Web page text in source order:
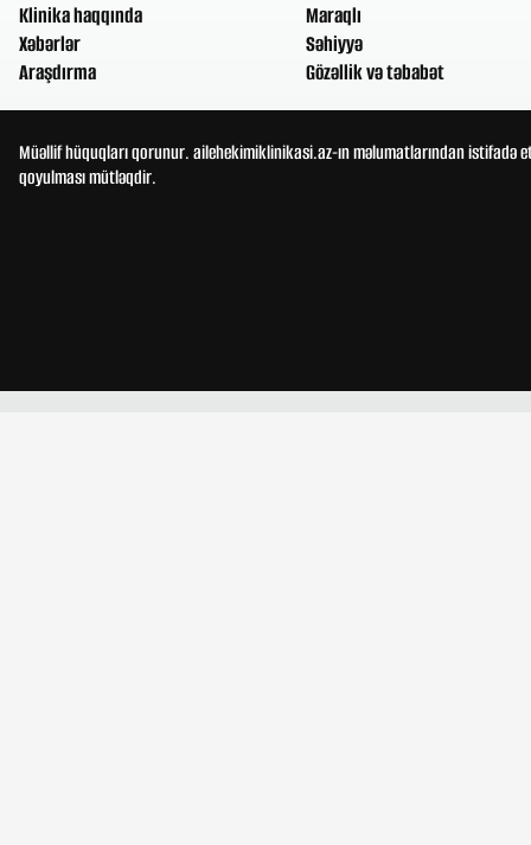
Klinika haqqında
Xəbərlər
Araşdırma
Maraqlı
Səhiyyə
Gözəllik və təbabət
Müəllif hüquqları qorunur. ailehekimiklinikasi.az-ın məlumatlarından
qoyulması mütləqdir.